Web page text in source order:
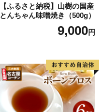
【ふるさと納税】山樹の国産
とんちゃん味噌焼き（500g）
9,000円